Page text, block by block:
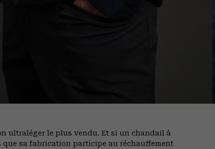
ultraléger le plus vendu. Et si un chandail à
sa fabrication participe au réchauffement